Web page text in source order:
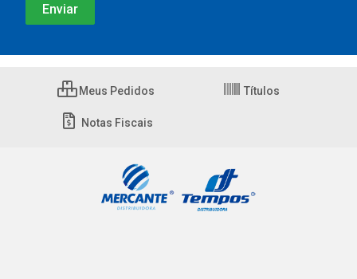
Meus Pedidos Títulos
Notas Fiscais